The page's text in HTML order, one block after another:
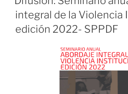
integral de la Violencia
edición 2022- SPPDF